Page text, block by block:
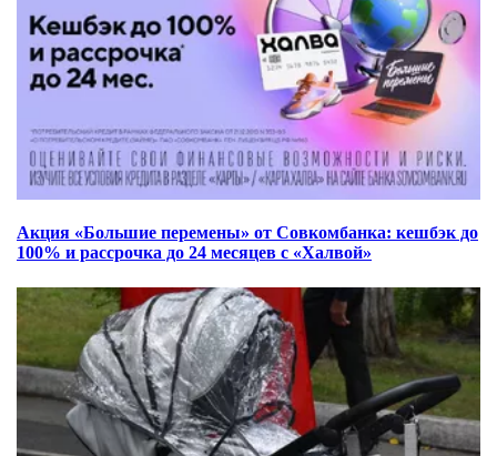
Акция «Большие перемены» от Совкомбанка: кешбэк до
100% и рассрочка до 24 месяцев с «Халвой»